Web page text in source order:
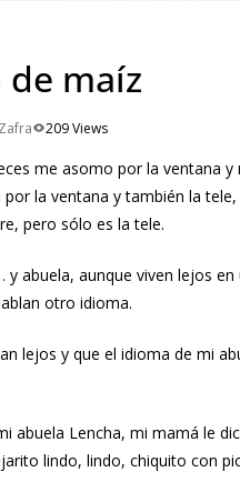
maíz
209 Views
me asomo por la ventana
la ventana y también la
pero sólo es la tele.
abuela, aunque viven lejos
otro idioma.
lejos y que el idioma de mi
abuela Lencha, mi mamá le
lindo, lindo, chiquito con